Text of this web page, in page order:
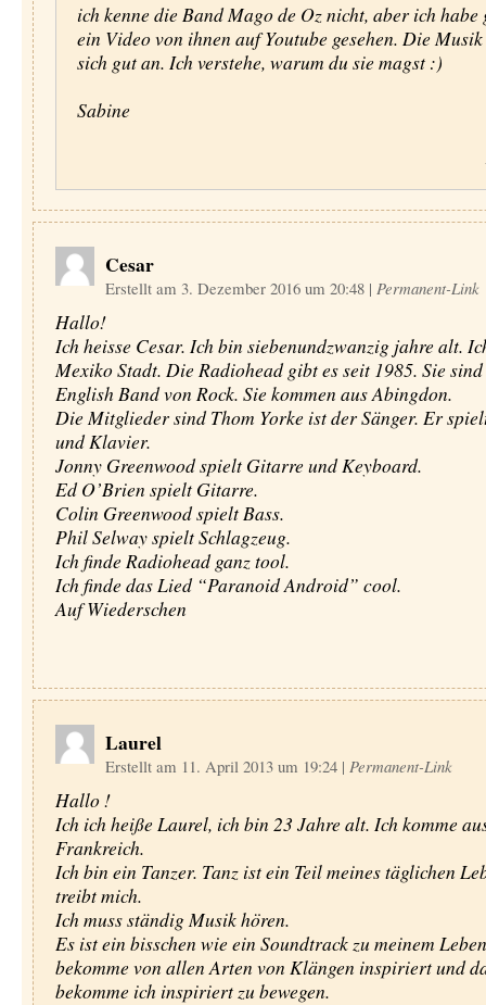
ich kenne die Band Mago de Oz nicht, aber ich habe
ein Video von ihnen auf Youtube gesehen. Die
sich gut an. Ich verstehe, warum du sie magst :)
Sabine
Cesar
Erstellt am 3. Dezember 2016 um 20:48 | Permanent-Link
Hallo!
Ich heisse Cesar. Ich bin siebenundzwanzig jahre alt.
Mexiko Stadt. Die Radiohead gibt es seit 1985. Sie
English Band von Rock. Sie kommen aus Abingdon.
Die Mitglieder sind Thom Yorke ist der Sänger. Er
und Klavier.
Jonny Greenwood spielt Gitarre und Keyboard.
Ed O’Brien spielt Gitarre.
Colin Greenwood spielt Bass.
Phil Selway spielt Schlagzeug.
Ich finde Radiohead ganz tool.
Ich finde das Lied “Paranoid Android” cool.
Auf Wiederschen
Laurel
Erstellt am 11. April 2013 um 19:24 | Permanent-Link
Hallo !
Ich ich heiße Laurel, ich bin 23 Jahre alt. Ich komme
Frankreich.
Ich bin ein Tanzer. Tanz ist ein Teil meines täglichen
treibt mich.
Ich muss ständig Musik hören.
Es ist ein bisschen wie ein Soundtrack zu meinem
bekomme von allen Arten von Klängen inspiriert und
bekomme ich inspiriert zu bewegen.